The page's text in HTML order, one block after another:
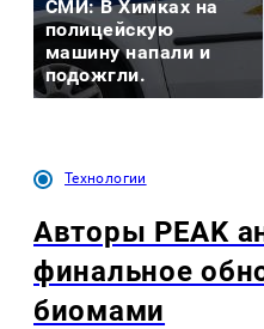
СМИ: В Химках на
полицейскую
машину напали и
подожгли.
Технологии
Авторы PEAK
финальное
биомами